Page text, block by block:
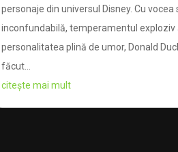
personaje din universul Disney. Cu vocea
inconfundabilă, temperamentul exploziv
personalitatea plină de umor, Donald
făcut...
citește mai mult